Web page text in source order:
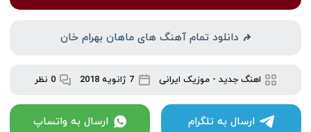
دانلود تمام آهنگ های ماهان بهرام خان
اهنگ جدید -موزیک ایرانی 7 ژانویه 2018 0 نظر
ارسال به تلگرام ارسال به واتساپ